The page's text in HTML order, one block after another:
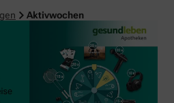
Aktivwochen